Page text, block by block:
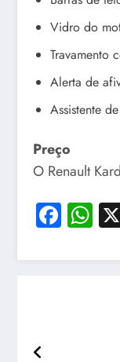
Vidro do
Travamento
Alerta de
Assistente
Preço
O Renault